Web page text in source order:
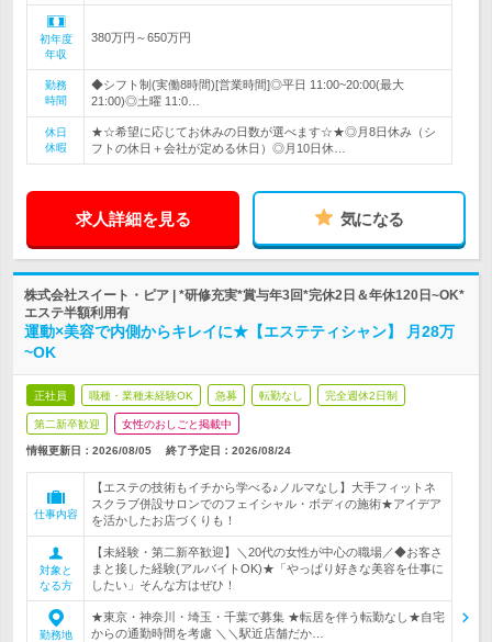
初年度
年収
380万円～650万円
勤務
時間
◆シフト制(実働8時間)[営業時間]◎平日 11:00~20:00(最大
21:00)◎土曜 11:0…
休日
休暇
★☆希望に応じてお休みの日数が選べます☆★◎月8日休み（シ
フトの休日＋会社が定める休日）◎月10日休…
求人詳細を見る 気になる
株式会社スイート・ピア | *研修充実*賞与年3回*完休2日＆年休120日~OK*
エステ半額利用有
運動×美容で内側からキレイに★【エステティシャン】 月28万
~OK
正社員 職種・業種未経験OK 急募 転勤なし 完全週休2日制
第二新卒歓迎 女性のおしごと掲載中
情報更新日：2026/08/05 終了予定日： 2026/08/24
仕事内容
【エステの技術もイチから学べる♪ノルマなし】大手フィットネ
スクラブ併設サロンでのフェイシャル・ボディの施術★アイデア
を活かしたお店づくりも！
対象と
なる方
【未経験・第二新卒歓迎】＼20代の女性が中心の職場／◆お客さ
まと接した経験(アルバイトOK)★「やっぱり好きな美容を仕事に
したい」そんな方はぜひ！
勤務地
★東京・神奈川・埼玉・千葉で募集 ★転居を伴う転勤なし★自宅
からの通勤時間を考慮 ＼＼駅近店舗だか…